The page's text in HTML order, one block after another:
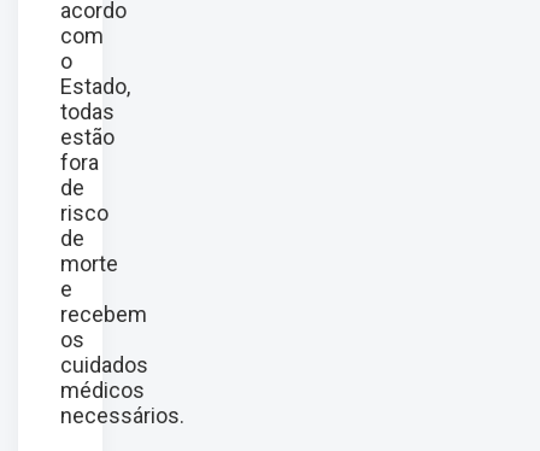
acordo
com
o
Estado,
todas
estão
fora
de
risco
de
morte
e
recebem
os
cuidados
médicos
necessários.